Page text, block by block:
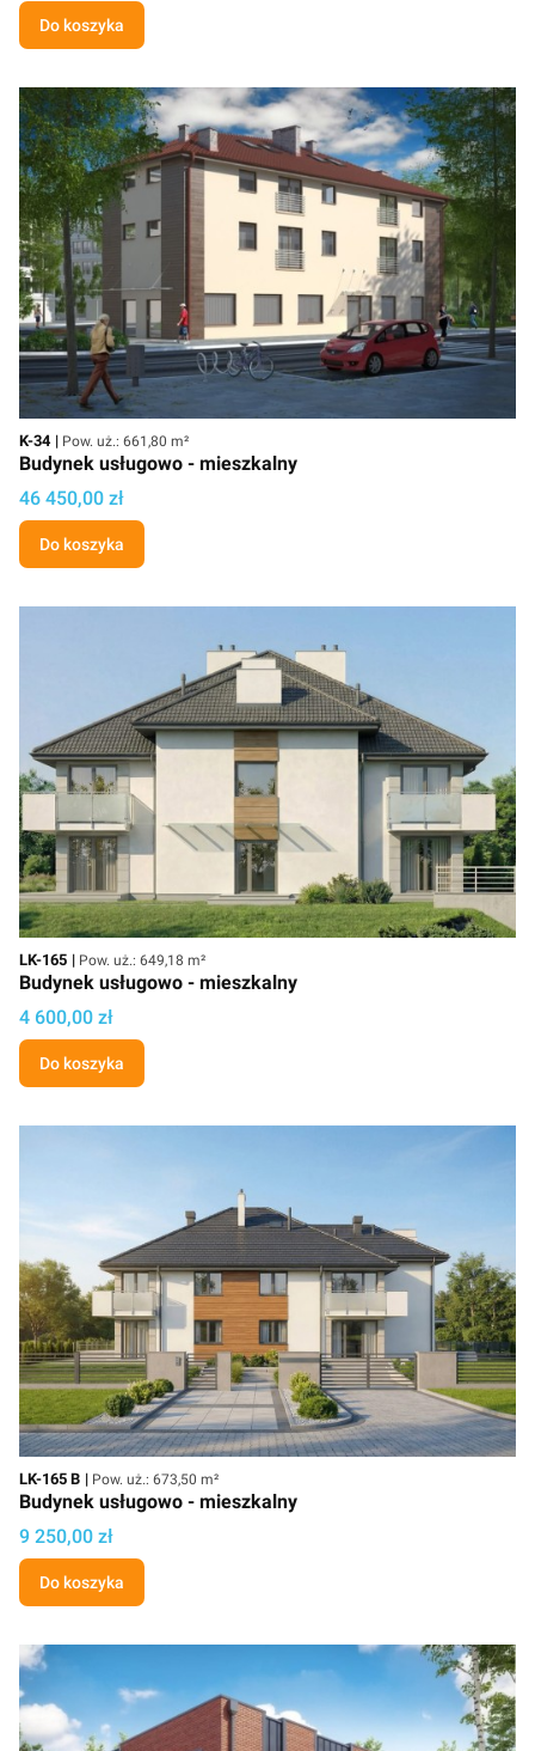
Do koszyka
Kod
K-34 Powierzchnia użytkowa
Pow. uż.: 661,80 m²
Budynek usługowo - mieszkalny
Cena
46 450,00 zł
Do koszyka
Kod
LK-165 Powierzchnia użytkowa
Pow. uż.: 649,18 m²
Budynek usługowo - mieszkalny
Cena projektu
4 600,00 zł
Do koszyka
Kod
LK-165 B Powierzchnia użytkowa
Pow. uż.: 673,50 m²
Budynek usługowo - mieszkalny
Cena projektu
9 250,00 zł
Do koszyka